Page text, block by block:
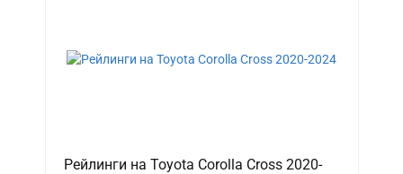
Рейлинги на Toyota Corolla Cross 2020-